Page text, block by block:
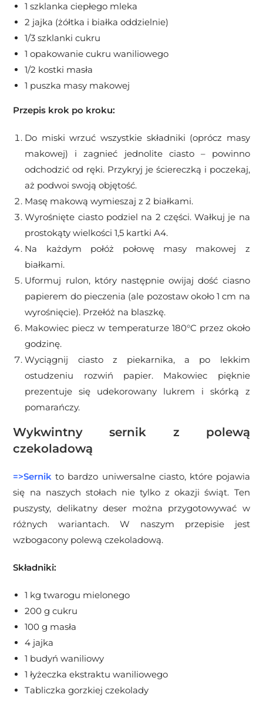
1 szklanka ciepłego mleka
2 jajka (żółtka i białka oddzielnie)
1/3 szklanki cukru
1 opakowanie cukru waniliowego
1/2 kostki masła
1 puszka masy makowej
Przepis krok po kroku:
Do miski wrzuć wszystkie składniki (oprócz masy
makowej) i zagnieć jednolite ciasto – powinno
odchodzić od ręki. Przykryj je ściereczką i poczekaj,
aż podwoi swoją objętość.
Masę makową wymieszaj z 2 białkami.
Wyrośnięte ciasto podziel na 2 części. Wałkuj je na
prostokąty wielkości 1,5 kartki A4.
Na każdym połóż połowę masy makowej z
białkami.
Uformuj rulon, który następnie owijaj dość ciasno
papierem do pieczenia (ale pozostaw około 1 cm na
wyrośnięcie). Przełóż na blaszkę.
Makowiec piecz w temperaturze 180°C przez około
godzinę.
Wyciągnij ciasto z piekarnika, a po lekkim
ostudzeniu rozwiń papier. Makowiec pięknie
prezentuje się udekorowany lukrem i skórką z
pomarańczy.
Wykwintny sernik z polewą
czekoladową
=>Sernik to bardzo uniwersalne ciasto, które pojawia
się na naszych stołach nie tylko z okazji świąt. Ten
puszysty, delikatny deser można przygotowywać w
różnych wariantach. W naszym przepisie jest
wzbogacony polewą czekoladową.
Składniki:
1 kg twarogu mielonego
200 g cukru
100 g masła
4 jajka
1 budyń waniliowy
1 łyżeczka ekstraktu waniliowego
Tabliczka gorzkiej czekolady